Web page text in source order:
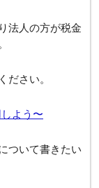
法人の方が税金
ださい。
よう〜
ついて書きたい